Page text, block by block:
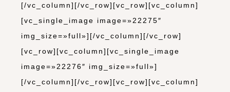
[/vc_column][/vc_row][vc_row][vc_column]
[vc_single_image image=»22275″
img_size=»full»][/vc_column][/vc_row]
[vc_row][vc_column][vc_single_image
image=»22276″ img_size=»full»]
[/vc_column][/vc_row][vc_row][vc_column]